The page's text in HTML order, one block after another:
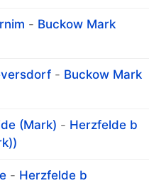
- Buckow Mark
- Buckow Mark
(Mark) - Herzfelde b
- Herzfelde b